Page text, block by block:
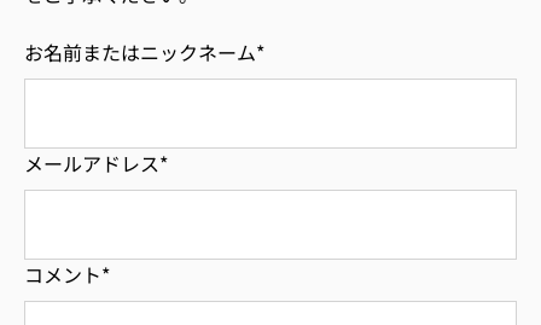
お名前またはニックネーム*
メールアドレス*
コメント*